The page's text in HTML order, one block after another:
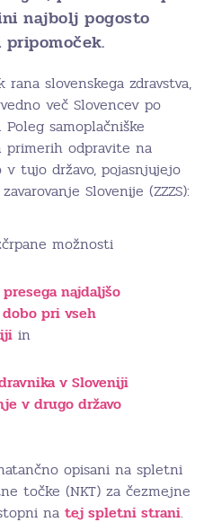
najbolj pogosto
slovenskega zdravstva,
več Slovencev po
samoplačniške
odpravite na
tujo državo, pojasnjujejo
Slovenije (ZZZS):
možnosti
najdaljšo
pri vseh
in
v Sloveniji
v drugo državo
opisani na spletni
točke (NKT) za čezmejne
na tej spletni strani.